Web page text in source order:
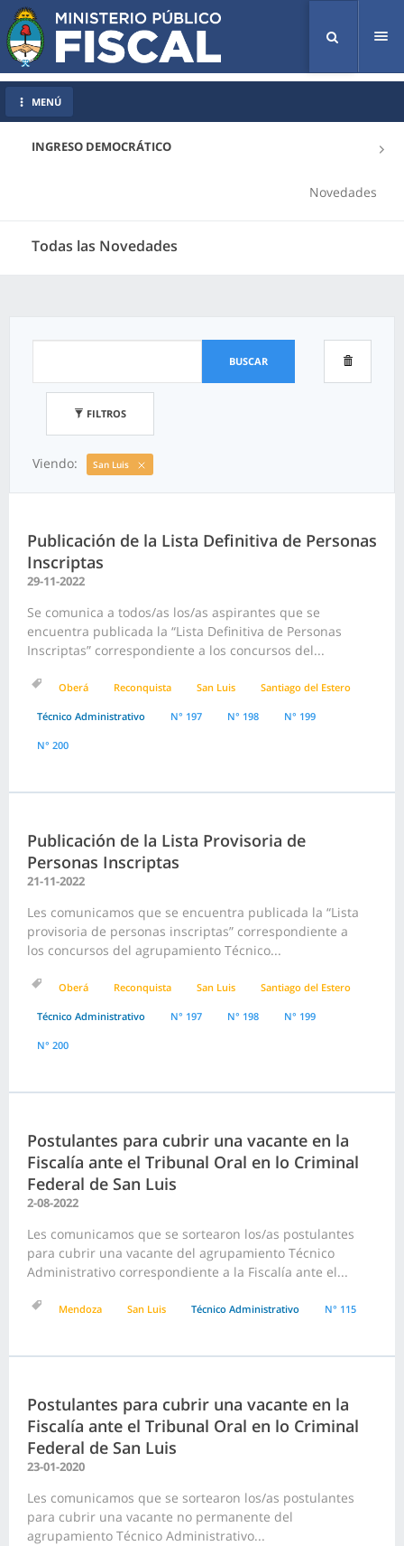
INGRESO DEMOCRÁTICO
Novedades
Todas las Novedades
MENÚ
BUSCAR
FILTROS
Viendo: San Luis
Publicación de la Lista Definitiva de Personas
Inscriptas
29-11-2022
Se comunica a todos/as los/as aspirantes que se
encuentra publicada la “Lista Definitiva de Personas
Inscriptas” correspondiente a los concursos del...
Oberá Reconquista San Luis Santiago del Estero
Técnico Administrativo N° 197 N° 198 N° 199
N° 200
Publicación de la Lista Provisoria de
Personas Inscriptas
21-11-2022
Les comunicamos que se encuentra publicada la “Lista
provisoria de personas inscriptas” correspondiente a
los concursos del agrupamiento Técnico...
Oberá Reconquista San Luis Santiago del Estero
Técnico Administrativo N° 197 N° 198 N° 199
N° 200
Postulantes para cubrir una vacante en la
Fiscalía ante el Tribunal Oral en lo Criminal
Federal de San Luis
2-08-2022
Les comunicamos que se sortearon los/as postulantes
para cubrir una vacante del agrupamiento Técnico
Administrativo correspondiente a la Fiscalía ante el...
Mendoza San Luis Técnico Administrativo N° 115
Postulantes para cubrir una vacante en la
Fiscalía ante el Tribunal Oral en lo Criminal
Federal de San Luis
23-01-2020
Les comunicamos que se sortearon los/as postulantes
para cubrir una vacante no permanente del
agrupamiento Técnico Administrativo...